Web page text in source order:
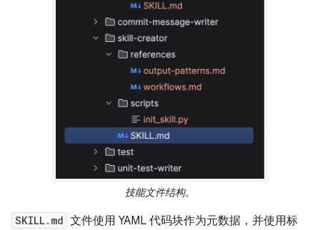
技能文件结构。
SKILL.md 文件使用 YAML 代码块作为元数据，并使用标